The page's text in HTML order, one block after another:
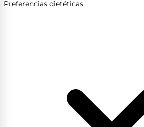
Preferencias dietéticas